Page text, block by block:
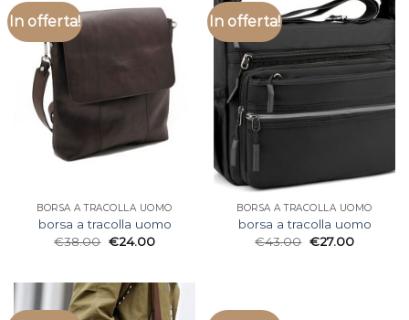
In offerta!
BORSA A TRACOLLA UOMO
borsa a tracolla uomo
€38.00 €24.00
In offerta!
BORSA A TRACOLLA UOMO
borsa a tracolla uomo
€43.00 €27.00